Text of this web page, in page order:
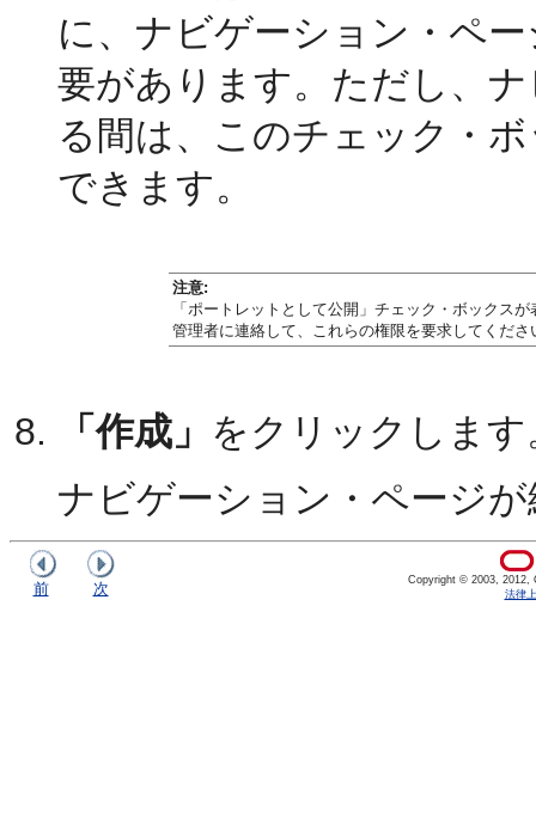
に、ナビゲーション・ペ
要があります。ただし、
る間は、このチェック・
できます。
注意:
「ポートレットとして公開」チェック・ボックス
管理者に連絡して、これらの権限を要求してくださ
「作成」 をクリックします
ナビゲーション・ページ
前 次
Copyright © 2003, 2012,
法律